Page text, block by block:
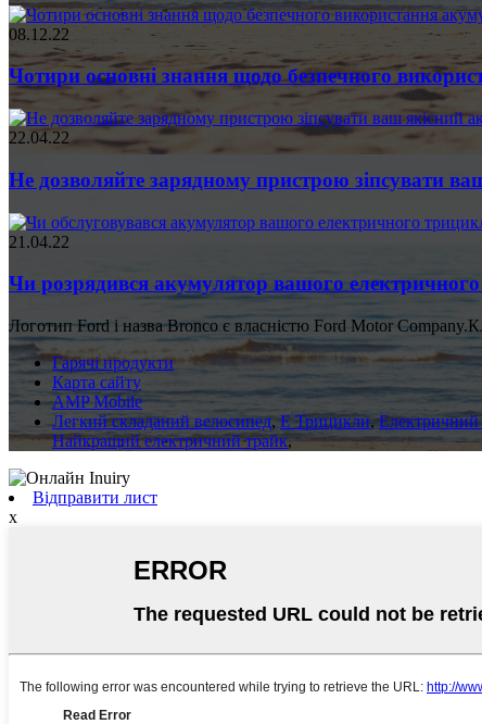
08.12.22
Чотири основні знання щодо безпечного
22.04.22
Не дозволяйте зарядному пристрою зіпсувати
21.04.22
Чи розрядився акумулятор вашого
Логотип Ford і назва Bronco є власністю Ford Motor
Гарячі продукти
Карта сайту
AMP Mobile
Легкий складаний велосипед,E Трицикли,Електричний
Найкращий електричний трайк,
Відправити лист
x